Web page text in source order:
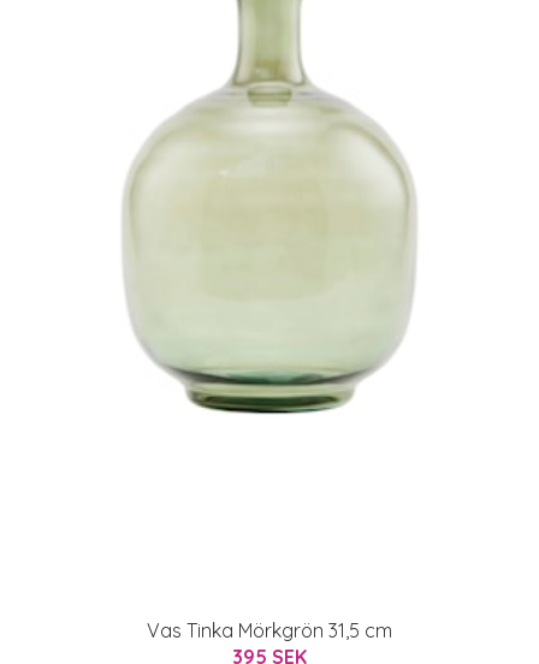
Vas Tinka Mörkgrön 31,5 cm
395 SEK